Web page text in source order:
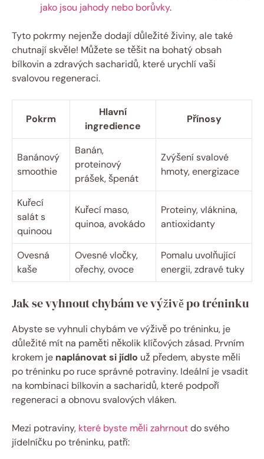
jako jsou jahody nebo borůvky.
Tyto pokrmy nejenže dodají důležité živiny, ale také
chutnají skvěle! Můžete se těšit na bohatý obsah
bílkovin a zdravých sacharidů, které urychlí vaši
svalovou regeneraci.
Pokrm
Hlavní
ingredience
Přínosy
Banánový
smoothie
Banán,
proteinový
prášek, špenát
Zvýšení svalové
hmoty, energizace
Kuřecí
salát s
quinoou
Kuřecí maso,
quinoa, avokádo
Proteiny, vláknina,
antioxidanty
Ovesná
kaše
Ovesné vločky,
ořechy, ovoce
Pomalu uvolňující
energii, zdravé tuky
Jak se vyhnout chybám ve výživě po tréninku
Abyste se vyhnuli chybám ve výživě po tréninku, je
důležité mít na paměti několik klíčových zásad. Prvním
krokem je naplánovat si jídlo už předem, abyste měli
po tréninku po ruce správné potraviny. Ideální je vsadit
na kombinaci bílkovin a sacharidů, které podpoří
regeneraci a obnovu svalových vláken.
Mezi potraviny, které byste měli zahrnoutdo svého
jídelníčku po tréninku, patří: